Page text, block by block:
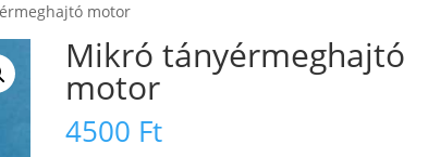
motor
Mikró tányérmeghajtó
motor
4500 Ft